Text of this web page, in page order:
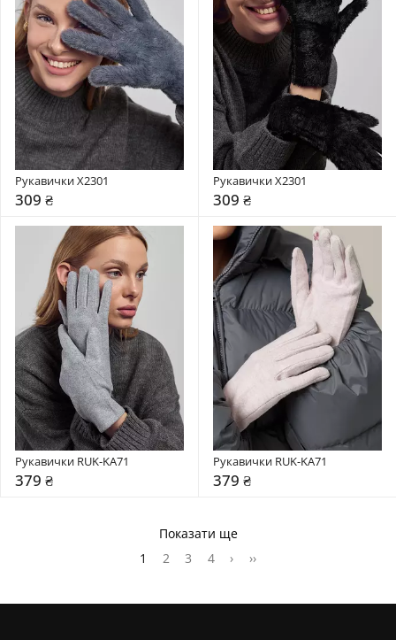
Рукавички X2301
309 ₴
Рукавички X2301
309 ₴
Рукавички RUK-KA71
379 ₴
Рукавички RUK-KA71
379 ₴
Показати ще
1
2 3 4 › ››